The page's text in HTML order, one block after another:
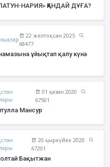
Әбішев Қуаныш
НАРИЯ» ҚАНДАЙ ДҰҒА?
22 желтоқсан 2025
68477
ұйықтап қалу күнә
01 қазан 2020
67501
Инаятулла Мансур
20 қыркүйек 2020
67201
Бақытжан